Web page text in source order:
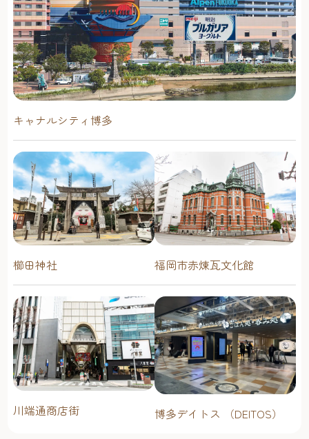
キャナルシティ博多
櫛田神社 福岡市赤煉瓦文化館
川端通商店街 博多デイトス （DEITOS）